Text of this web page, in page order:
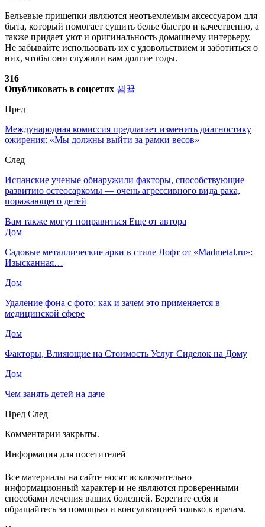
Бельевые прищепки являются неотъемлемым аксессуаром для
быта, который помогает сушить белье быстро и качественно, а
также придает уют и оригинальность домашнему интерьеру.
Не забывайте использовать их с удовольствием и заботиться о
них, чтобы они служили вам долгие годы.
316
Опубликовать в соцсетях
Пред
Международная комиссия предлагает изменить диагностику
ожирения: «Мы должны выйти за рамки весов»
След
Испанские ученые обнаружили факторы, способствующие
развитию остеосаркомы — очень агрессивного вида рака,
поражающего детей
Вам также могут понравиться Еще от автора
Дом
Садовые металлические арки в стиле Лофт от «Madmetal.ru»:
Изысканная…
Дом
Удаление фона с фото: как и зачем это применяется в
медицинской сфере
Дом
Факторы, Влияющие на Стоимость Услуг Сиделок на Дому
Дом
Чем занять детей на даче
Пред След
Комментарии закрыты.
Информация для посетителей
Все материалы на сайте носят исключительно
информационный характер и не являются проверенными
способами лечения ваших болезней. Берегите себя и
обращайтесь за помощью и консультацией только к врачам.